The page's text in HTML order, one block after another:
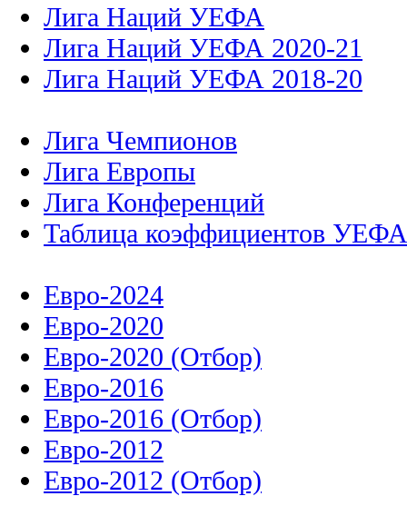
Лига Наций УЕФА
Лига Наций УЕФА 2020-21
Лига Наций УЕФА 2018-20
Лига Чемпионов
Лига Европы
Лига Конференций
Таблица коэффициентов УЕФА
Евро-2024
Евро-2020
Евро-2020 (Отбор)
Евро-2016
Евро-2016 (Отбор)
Евро-2012
Евро-2012 (Отбор)